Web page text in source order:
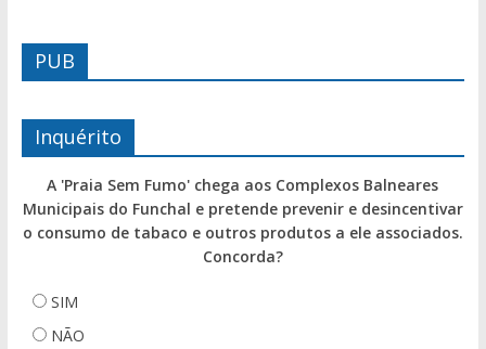
PUB
Inquérito
A 'Praia Sem Fumo' chega aos Complexos Balneares
Municipais do Funchal e pretende prevenir e desincentivar
o consumo de tabaco e outros produtos a ele associados.
Concorda?
SIM
NÃO